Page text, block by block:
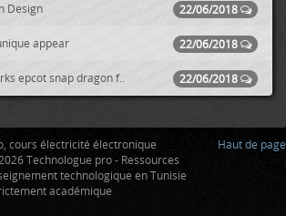
22/06/2018
Design
22/06/2018
appear
22/06/2018
epcot snap dragon f..
Haut de page
cours électricité électronique
Technologue pro - Ressources
technologique en Tunisie
académique